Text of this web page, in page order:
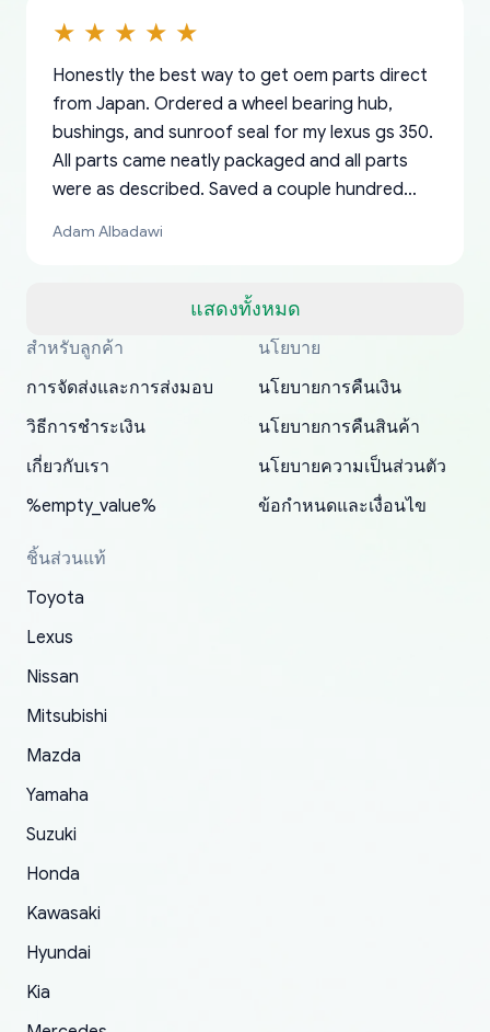
แสดงทั้งหมด
Honestly the best way to get oem parts direct
from Japan. Ordered a wheel bearing hub,
bushings, and sunroof seal for my lexus gs 350.
All parts came neatly packaged and all parts
were as described. Saved a couple hundred
a matter of days. Very professional company as
well, I forgot to add my apartment number in
my address and contacted them with the
correct information. They updated my address
promptly. Will 100% be returning to order parts
Adam Albadawi
Thank you, yoshiparts.com for the responsive
customer service and for being a reliable
have ordered from yoshi three times within
2022. The first two orders were received timely
and with no problems. The third order was not
received at all. According to yoshi's shipper, the
parcel was lost somewhere within the U.S.
replacement order was shipped and received.
The only reason for giving them 4 stars instead
order.
South Guam
OEM parts at prices that nobody else can beat.
Fast shipping to USA… I’m happy!
P. Ginez
Basically, this is my 6th time ordering parts for
my XRs (which is hard to find these days). Item
19 delays which is understandable, the package
is packed well! More so, I am genuinely happy
about the updates whether the item I added to
my cart is available or not. It's hassle free, I've
had troubles on my previous orders but they
and giving me updates.
All genuine oem parts all in perfect condition I
have told everyone about this site very reliable
appreciate everything.
Jay W
I am so shocked at good time, all just because
needed parts for making my cars more
mudguards,flares ) area insane good shape for
my VDJ79, thank you yoshi, for caring
packaging and also because i can look for all
parts needed for upgrading from LX to VX
toyota!.
YANAN RAMIREZ GONZALEZ
สำหรับลูกค้า
การจัดส่งและการส่งมอบ
วิธีการชำระเงิน
เกี่ยวกับเรา
%empty_value%
นโยบาย
นโยบายการคืนเงิน
นโยบายการคืนสินค้า
นโยบายความเป็นส่วนตัว
ข้อกำหนดและเงื่อนไข
ชิ้นส่วนแท้
Toyota
Lexus
Nissan
Mitsubishi
Mazda
Yamaha
Suzuki
Honda
Kawasaki
Hyundai
Kia